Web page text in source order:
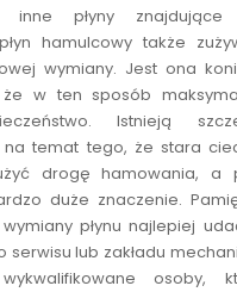
inne płyny
hamulcowy także
wymiany. Jest ona
w ten sposób
Istnieją
temat tego, że stara
drogę hamowania, a
duże znaczenie.
płynu najlepiej
serwisu lub zakładu
osoby,